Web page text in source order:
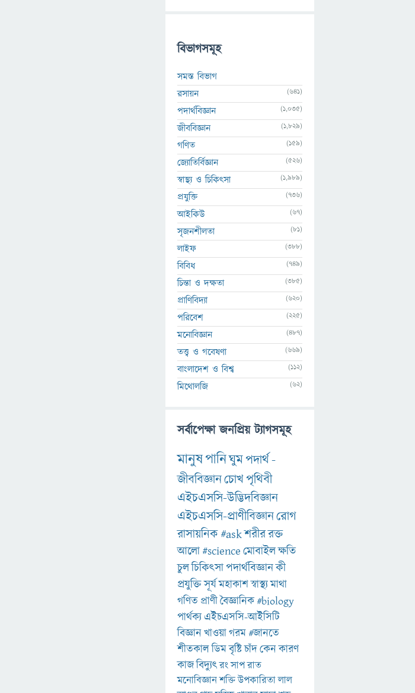
বিভাগসমূহ
সমস্ত বিভাগ
রসায়ন
(641)
পদার্থবিজ্ঞান (1,035)
জীববিজ্ঞান (1,829)
গণিত (159)
জ্যোতির্বিজ্ঞান (526)
স্বাস্থ্য ও চিকিৎসা (1,989)
প্রযুক্তি (736)
আইকিউ (67)
সৃজনশীলতা (81)
লাইফ (388)
বিবিধ (749)
চিন্তা ও দক্ষতা (385)
প্রাণিবিদ্যা (620)
পরিবেশ (225)
মনোবিজ্ঞান (487)
তত্ত্ব ও গবেষণা (669)
বাংলাদেশ ও বিশ্ব (112)
মিথোলজি (62)
সর্বাপেক্ষা জনপ্রিয় ট্যাগসমূহ
মানুষপানিঘুমপদার্থ-
জীববিজ্ঞানচোখপৃথিবী
এইচএসসি-উদ্ভিদবিজ্ঞান
এইচএসসি-প্রাণীবিজ্ঞানরোগ
রাসায়নিক#askশরীররক্ত
আলো#scienceমোবাইলক্ষতি
চুলচিকিৎসাপদার্থবিজ্ঞানকী
প্রযুক্তিসূর্যমহাকাশস্বাস্থ্যমাথা
গণিত প্রাণীবৈজ্ঞানিক#biology
পার্থক্য এইচএসসি-আইসিটি
বিজ্ঞানখাওয়াগরম#জানতে
শীতকালডিমবৃষ্টিচাঁদকেনকারণ
কাজবিদ্যুৎরংসাপরাত
মনোবিজ্ঞানশক্তিউপকারিতালাল